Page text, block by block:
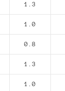
1.3
1.0
0.8
1.3
1.0